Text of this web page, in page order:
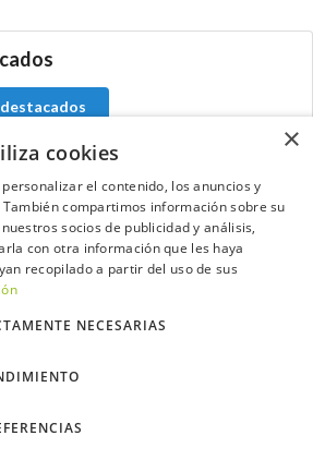
el equipo de NextCaddy
Contacta
×
cookies
el contenido, los anuncios y
compartimos información sobre su
socios de publicidad y análisis,
con otra información que les haya
recopilado a partir del uso de sus
NECESARIAS